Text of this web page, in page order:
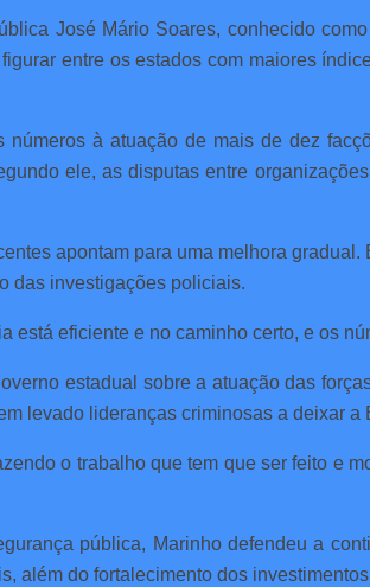
José Mário Soares, conhecido
entre os estados com maiores
à atuação de mais de dez
ele, as disputas entre
apontam para uma melhora
das investigações policiais.
eficiente e no caminho certo, e os
estadual sobre a atuação das
levado lideranças criminosas a deixar a
o trabalho que tem que ser feito e
pública, Marinho defendeu a
além do fortalecimento dos